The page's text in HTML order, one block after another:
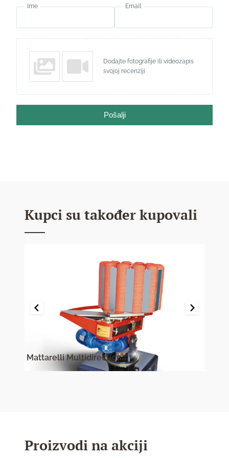
Ime Email
Dodajte fotografije ili videozapis
svojoj recenziji
Pošalji
Kupci su također kupovali
Mattarelli Multidirectional
Proizvodi na akciji